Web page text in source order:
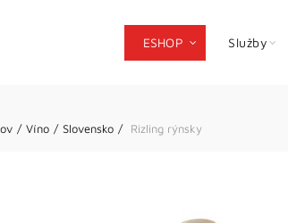
ESHOP Služby
Víno Slovensko Rizling rýnsky